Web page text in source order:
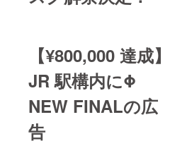
【¥800,000 達成】
JR 駅構内にΦ
NEW FINALの広
告